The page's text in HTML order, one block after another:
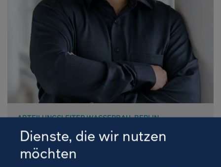
ABTEILUNGSLEITER WASSERBAU, BERLIN
Holger Haas
Dienste, die wir nutzen
möchten